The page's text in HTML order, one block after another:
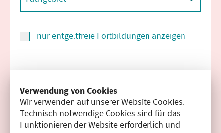
Verwendung von Cookies
Wir verwenden auf unserer Website Cookies.
Technisch notwendige Cookies sind für das
Funktionieren der Website erforderlich und
nur entgeltfreie Fortbildungen anzeigen
Filter zurücksetzen